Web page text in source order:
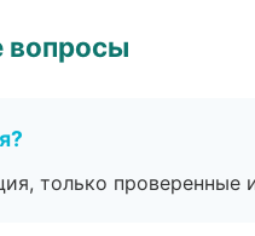
вопросы
только проверенные